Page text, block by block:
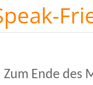
Zum Ende des